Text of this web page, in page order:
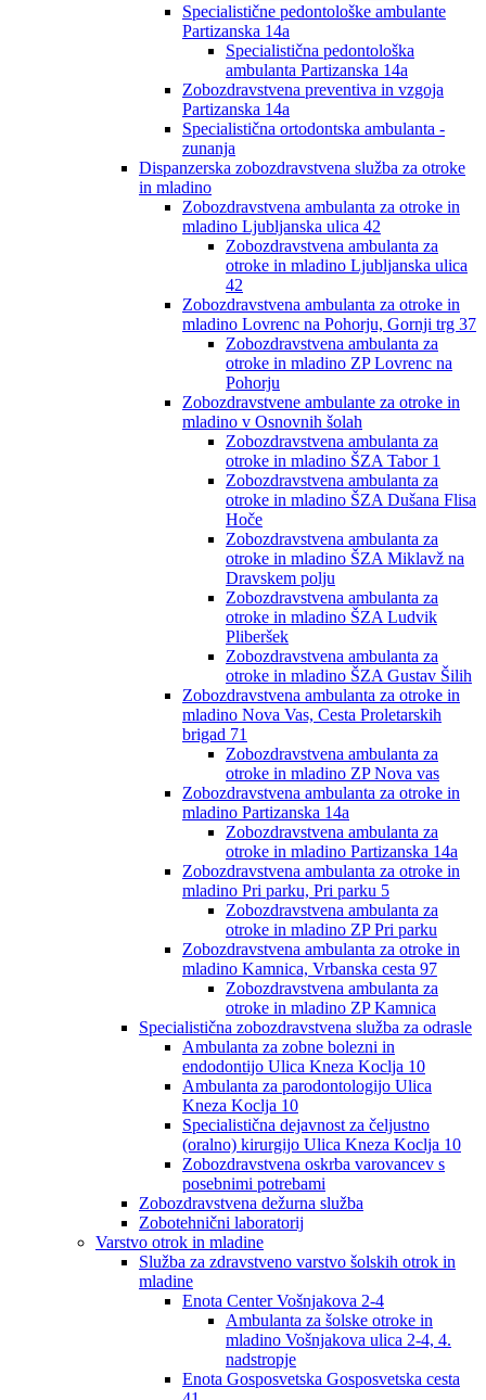
Specialistične pedontološke ambulante
Partizanska 14a
Specialistična pedontološka
ambulanta Partizanska 14a
Zobozdravstvena preventiva in vzgoja
Partizanska 14a
Specialistična ortodontska ambulanta -
zunanja
Dispanzerska zobozdravstvena služba za otroke
in mladino
Zobozdravstvena ambulanta za otroke in
mladino Ljubljanska ulica 42
Zobozdravstvena ambulanta za
otroke in mladino Ljubljanska ulica
42
Zobozdravstvena ambulanta za otroke in
mladino Lovrenc na Pohorju, Gornji trg 37
Zobozdravstvena ambulanta za
otroke in mladino ZP Lovrenc na
Pohorju
Zobozdravstvene ambulante za otroke in
mladino v Osnovnih šolah
Zobozdravstvena ambulanta za
otroke in mladino ŠZA Tabor 1
Zobozdravstvena ambulanta za
otroke in mladino ŠZA Dušana Flisa
Hoče
Zobozdravstvena ambulanta za
otroke in mladino ŠZA Miklavž na
Dravskem polju
Zobozdravstvena ambulanta za
otroke in mladino ŠZA Ludvik
Pliberšek
Zobozdravstvena ambulanta za
otroke in mladino ŠZA Gustav Šilih
Zobozdravstvena ambulanta za otroke in
mladino Nova Vas, Cesta Proletarskih
brigad 71
Zobozdravstvena ambulanta za
otroke in mladino ZP Nova vas
Zobozdravstvena ambulanta za otroke in
mladino Partizanska 14a
Zobozdravstvena ambulanta za
otroke in mladino Partizanska 14a
Zobozdravstvena ambulanta za otroke in
mladino Pri parku, Pri parku 5
Zobozdravstvena ambulanta za
otroke in mladino ZP Pri parku
Zobozdravstvena ambulanta za otroke in
mladino Kamnica, Vrbanska cesta 97
Zobozdravstvena ambulanta za
otroke in mladino ZP Kamnica
Specialistična zobozdravstvena služba za odrasle
Ambulanta za zobne bolezni in
endodontijo Ulica Kneza Koclja 10
Ambulanta za parodontologijo Ulica
Kneza Koclja 10
Specialistična dejavnost za čeljustno
(oralno) kirurgijo Ulica Kneza Koclja 10
Zobozdravstvena oskrba varovancev s
posebnimi potrebami
Zobozdravstvena dežurna služba
Zobotehnični laboratorij
Varstvo otrok in mladine
Služba za zdravstveno varstvo šolskih otrok in
mladine
Enota Center Vošnjakova 2-4
Ambulanta za šolske otroke in
mladino Vošnjakova ulica 2-4, 4.
nadstropje
Enota Gosposvetska Gosposvetska cesta